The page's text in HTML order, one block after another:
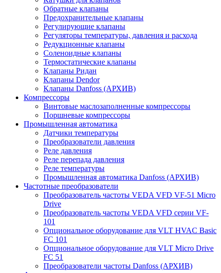
Обратные клапаны
Предохранительные клапаны
Регулирующие клапаны
Регуляторы температуры, давления и расхода
Редукционные клапаны
Соленоидные клапаны
Термостатические клапаны
Клапаны Ридан
Клапаны Dendor
Клапаны Danfoss (АРХИВ)
Компрессоры
Винтовые маслозаполненные компрессоры
Поршневые компрессоры
Промышленная автоматика
Датчики температуры
Преобразователи давления
Реле давления
Реле перепада давления
Реле температуры
Промышленная автоматика Danfoss (АРХИВ)
Частотные преобразователи
Преобразователь частоты VEDA VFD VF-51 Micro
Drive
Преобразователь частоты VEDA VFD серии VF-
101
Опциональное оборудование для VLT HVAC Basic
FC 101
Опциональное оборудование для VLT Micro Drive
FC 51
Преобразователи частоты Danfoss (АРХИВ)